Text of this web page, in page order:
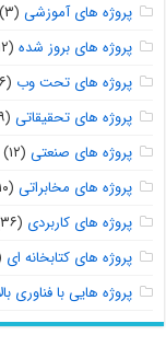
پروژه های آموزشی (۳)
پروژه های بروز شده (۱۲)
پروژه های تحت وب (۶)
پروژه های تحقیقاتی (۱۹)
پروژه های صنعتی (۱۲)
پروژه های مخابراتی (۱۰)
پروژه های کاربردی (۳۶)
پروژه های کتابخانه ای
پروژه هایی با فناوری